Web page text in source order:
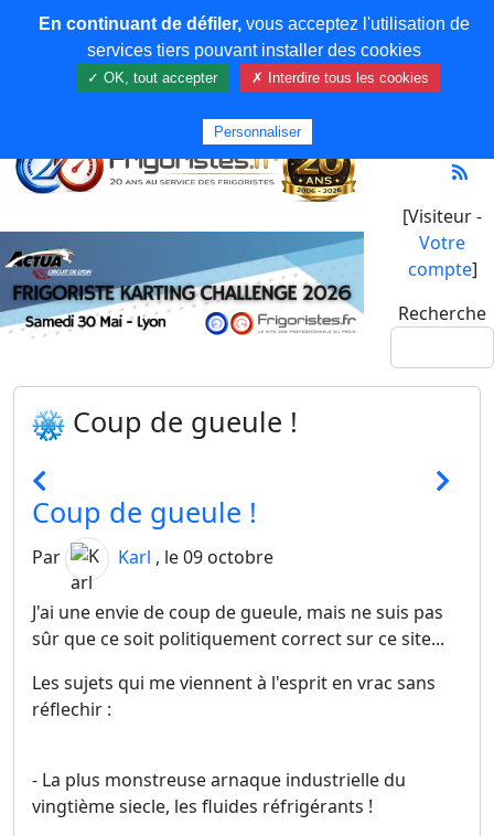
[Visiteur -
Votre
compte]
Recherche
Coup de gueule !
Coup de gueule !
Par Karl , le 09 octobre
J'ai une envie de coup de gueule, mais ne suis pas
sûr que ce soit politiquement correct sur ce site...
Les sujets qui me viennent à l'esprit en vrac sans
réflechir :
- La plus monstreuse arnaque industrielle du
vingtième siecle, les fluides réfrigérants !
En continuant de défiler,vous acceptez l'utilisation de
services tiers pouvant installer des cookies
✓ OK, tout accepter ✗ Interdire tous les cookies
Personnaliser